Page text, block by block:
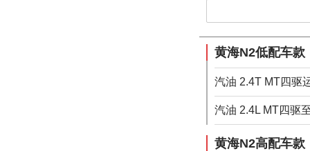
黄海N2低配车款
汽油 2.4T MT四驱
汽油 2.4L MT四驱
黄海N2高配车款